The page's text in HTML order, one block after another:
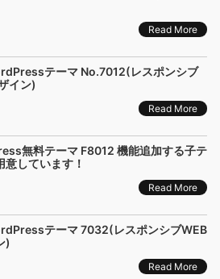
Read More
テーマ No.7012(レスポンシブ
イン)
Read More
無料テーマ F8012 機能追加する子テ
意しています！
Read More
テーマ 7032(レスポンシブWEB
)
Read More